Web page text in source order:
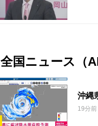
全国ニュース（
沖縄
19分前